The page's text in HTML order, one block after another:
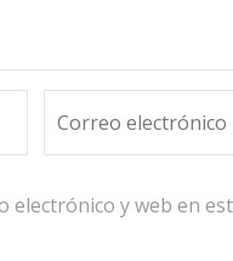
electrónico y web en